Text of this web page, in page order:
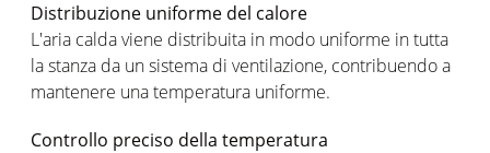
Distribuzione uniforme del calore
L'aria calda viene distribuita in modo uniforme in tutta
la stanza da un sistema di ventilazione, contribuendo a
mantenere una temperatura uniforme.
Controllo preciso della temperatura